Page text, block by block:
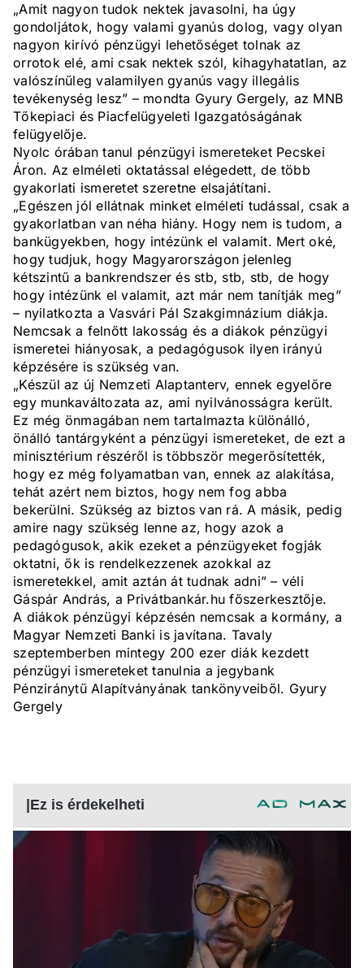
„Amit nagyon tudok nektek javasolni, ha úgy
gondoljátok, hogy valami gyanús dolog, vagy olyan
nagyon kirívó pénzügyi lehetőséget tolnak az
orrotok elé, ami csak nektek szól, kihagyhatatlan, az
valószínűleg valamilyen gyanús vagy illegális
tevékenység lesz” – mondta Gyury Gergely, az MNB
Tőkepiaci és Piacfelügyeleti Igazgatóságának
felügyelője.
Nyolc órában tanul pénzügyi ismereteket Pecskei
Áron. Az elméleti oktatással elégedett, de több
gyakorlati ismeretet szeretne elsajátítani.
„Egészen jól ellátnak minket elméleti tudással, csak a
gyakorlatban van néha hiány. Hogy nem is tudom, a
bankügyekben, hogy intézünk el valamit. Mert oké,
hogy tudjuk, hogy Magyarországon jelenleg
kétszintű a bankrendszer és stb, stb, stb, de hogy
hogy intézünk el valamit, azt már nem tanítják meg”
– nyilatkozta a Vasvári Pál Szakgimnázium diákja.
Nemcsak a felnőtt lakosság és a diákok pénzügyi
ismeretei hiányosak, a pedagógusok ilyen irányú
képzésére is szükség van.
„Készül az új Nemzeti Alaptanterv, ennek egyelőre
egy munkaváltozata az, ami nyilvánosságra került.
Ez még önmagában nem tartalmazta különálló,
önálló tantárgyként a pénzügyi ismereteket, de ezt a
minisztérium részéről is többször megerősítették,
hogy ez még folyamatban van, ennek az alakítása,
tehát azért nem biztos, hogy nem fog abba
bekerülni. Szükség az biztos van rá. A másik, pedig
amire nagy szükség lenne az, hogy azok a
pedagógusok, akik ezeket a pénzügyeket fogják
oktatni, ők is rendelkezzenek azokkal az
ismeretekkel, amit aztán át tudnak adni” – véli
Gáspár András, a Privátbankár.hu főszerkesztője.
A diákok pénzügyi képzésén nemcsak a kormány, a
Magyar Nemzeti Banki is javítana. Tavaly
szeptemberben mintegy 200 ezer diák kezdett
pénzügyi ismereteket tanulnia a jegybank
Pénziránytű Alapítványának tankönyveiből. Gyury
Gergely